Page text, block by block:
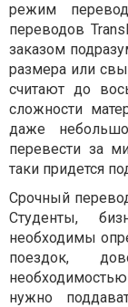
режим
переводов
заказом
размера или
считают до
сложности
даже
перевести за
таки придется
Срочный
Студенты,
необходимы
поездок,
нужно